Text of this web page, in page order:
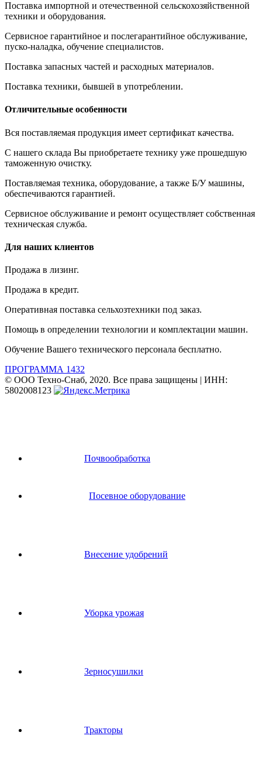
Поставка импортной и отечественной сельскохозяйственной
техники и оборудования.
Сервисное гарантийное и послегарантийное обслуживание,
пуско-наладка, обучение специалистов.
Поставка запасных частей и расходных материалов.
Поставка техники, бывшей в употреблении.
Отличительные особенности
Вся поставляемая продукция имеет сертификат качества.
С нашего склада Вы приобретаете технику уже прошедшую
таможенную очистку.
Поставляемая техника, оборудование, а также Б/У машины,
обеспечиваются гарантией.
Сервисное обслуживание и ремонт осуществляет собственная
техническая служба.
Для наших клиентов
Продажа в лизинг.
Продажа в кредит.
Оперативная поставка сельхозтехники под заказ.
Помощь в определении технологии и комплектации машин.
Обучение Вашего технического персонала бесплатно.
ПРОГРАММА 1432
© ООО Техно-Снаб, 2020. Все права защищены | ИНН:
5802008123
Почвообработка
Посевное оборудование
Внесение удобрений
Уборка урожая
Зерносушилки
Тракторы